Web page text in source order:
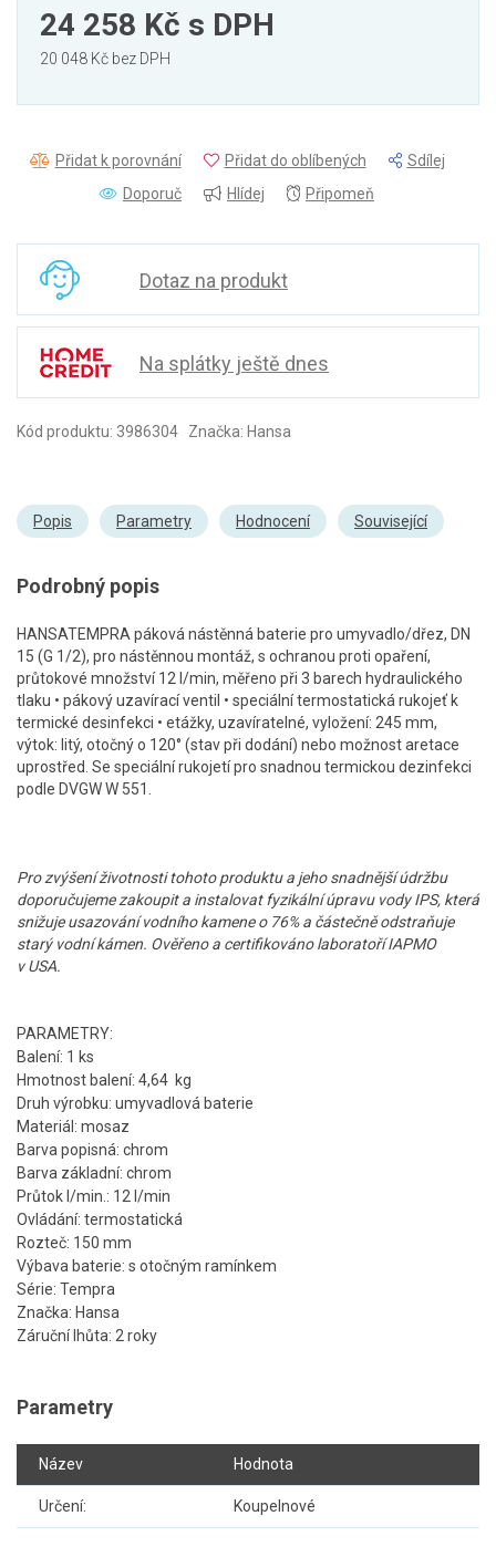
24 258 Kč s DPH
20 048 Kč bez DPH
Přidat k porovnání Přidat do oblíbených
Sdílej
Doporuč
Hlídej Připomeň
Dotaz na produkt
Na splátky ještě dnes
Kód produktu: 3986304 Značka: Hansa
Popis Parametry Hodnocení Související
Podrobný popis
HANSATEMPRA páková nástěnná baterie pro umyvadlo/dřez, DN
15 (G 1/2), pro nástěnnou montáž, s ochranou proti opaření,
průtokové množství 12 l/min, měřeno při 3 barech hydraulického
tlaku • pákový uzavírací ventil • speciální termostatická rukojeť k
termické desinfekci • etážky, uzavíratelné, vyložení: 245 mm,
výtok: litý, otočný o 120° (stav při dodání) nebo možnost aretace
uprostřed. Se speciální rukojetí pro snadnou termickou dezinfekci
podle DVGW W 551.
Pro zvýšení životnosti tohoto produktu a jeho snadnější údržbu
doporučujeme zakoupit a instalovat fyzikální úpravu vody IPS, která
snižuje usazování vodního kamene o 76% a částečně odstraňuje
starý vodní kámen. Ověřeno a certifikováno laboratoří IAPMO
v USA.
PARAMETRY:
Balení: 1 ks
Hmotnost balení: 4,64 kg
Druh výrobku: umyvadlová baterie
Materiál: mosaz
Barva popisná: chrom
Barva základní: chrom
Průtok l/min.: 12 l/min
Ovládání: termostatická
Rozteč: 150 mm
Výbava baterie: s otočným ramínkem
Série: Tempra
Značka: Hansa
Záruční lhůta: 2 roky
Parametry
Název Hodnota
Určení: Koupelnové